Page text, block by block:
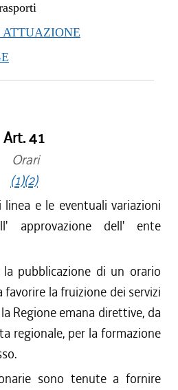
Art. 41
Orari
(1)(2)
e le eventuali variazioni
approvazione dell' ente
pubblicazione di un orario
la fruizione dei servizi
Regione emana direttive, da
regionale, per la formazione
sono tenute a fornire